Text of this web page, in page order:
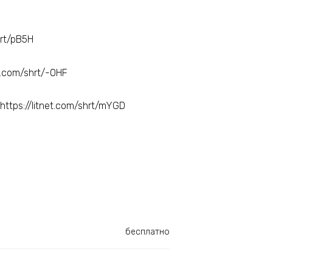
pB5H
shrt/-0HF
litnet.com/shrt/mYGD
бесплатно